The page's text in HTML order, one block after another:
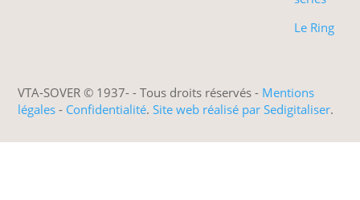
Le Ring
VTA-SOVER © 1937- - Tous droits réservés - Mentions
légales - Confidentialité.Site web réalisé par Sedigitaliser.